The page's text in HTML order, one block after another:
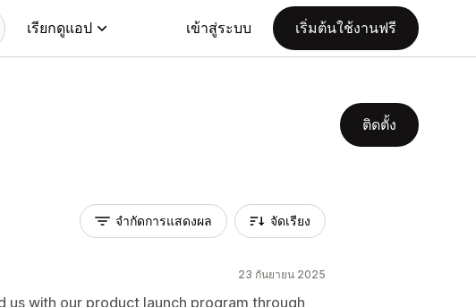
เรียกดูแอป เข้าสู่ระบบ เริ่มต้นใช้งานฟรี
ติดตั้ง
จำกัดการแสดงผล จัดเรียง
23 กันยายน 2025
us with our product launch program through